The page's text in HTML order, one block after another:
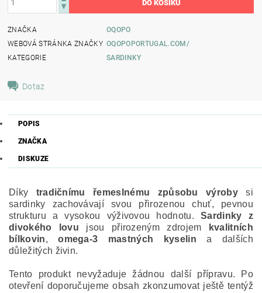
ZNAČKA
OQOPO
WEBOVÁ STRÁNKA ZNAČKY OQOPOPORTUGAL.COM/
KATEGORIE
SARDINKY
Dotaz
POPIS
ZNAČKA
DISKUZE
Díky tradičnímu řemeslnému způsobu výroby si
sardinky zachovávají svou přirozenou chuť, pevnou
strukturu a vysokou výživovou hodnotu.Sardinky z
divokého lovu jsou přirozeným zdrojem
kvalitních
bílkovin,omega-3 mastných kyselin a dalších
důležitých živin.
Tento produkt nevyžaduje žádnou další přípravu. Po
otevření doporučujeme obsah zkonzumovat ještě tentýž